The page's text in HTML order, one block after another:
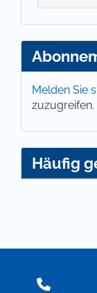
Frankfurt.
Melden Sie
zuzugreifen.
Häufig